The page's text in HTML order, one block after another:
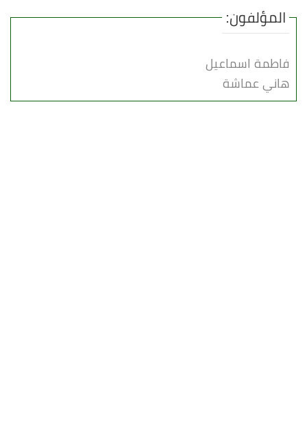
المؤلفون:
فاطمة اسماعيل
هاني عماشة